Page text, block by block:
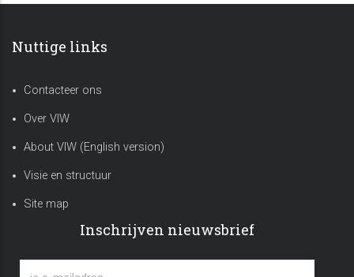
Nuttige links
Contacteer ons
Over VIW
About VIW (English version)
Visie en structuur
Site map
Inschrijven nieuwsbrief